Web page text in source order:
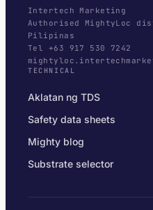
Intertech Marketing
Authorised MightyLoc
Pilipinas
Tel +63 917 530 7242
TECHNICAL
Aklatan ng TDS
Safety data sheets
Mighty blog
Substrate selector